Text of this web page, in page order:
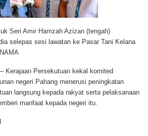
Seri Amir Hamzah Azizan (tengah)
selepas sesi lawatan ke Pasar Tani Kelana
– Kerajaan Persekutuan kekal komited
negeri Pahang menerusi peningkatan
langsung kepada rakyat serta pelaksanaan
manfaat kepada negeri itu.